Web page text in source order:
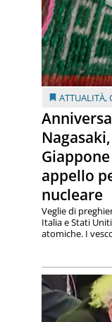
ATTUALITÀ,
appello
nucleare
Veglie di
Italia e Stati
atomiche. I